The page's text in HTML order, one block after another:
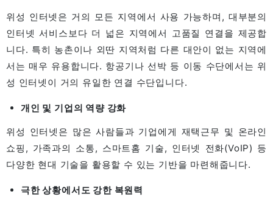
위성 인터넷은 거의 모든 지역에서 사용 가능하며, 대부분의
인터넷 서비스보다 더 넓은 지역에서 고품질 연결을 제공합
니다. 특히 농촌이나 외딴 지역처럼 다른 대안이 없는 지역에
서는 매우 유용합니다. 항공기나 선박 등 이동 수단에서는 위
성 인터넷이 거의 유일한 연결 수단입니다.
개인 및 기업의 역량 강화
위성 인터넷은 많은 사람들과 기업에게 재택근무 및 온라인
쇼핑, 가족과의 소통, 스마트홈 기술, 인터넷 전화(VoIP) 등
다양한 현대 기술을 활용할 수 있는 기반을 마련해줍니다.
극한 상황에서도 강한 복원력